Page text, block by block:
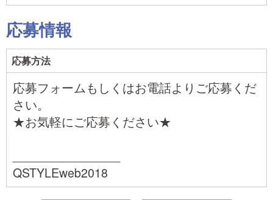
応募情報
応募方法
応募フォームもしくはお電話よりご応募くだ
さい。
★お気軽にご応募ください★
QSTYLEweb2018